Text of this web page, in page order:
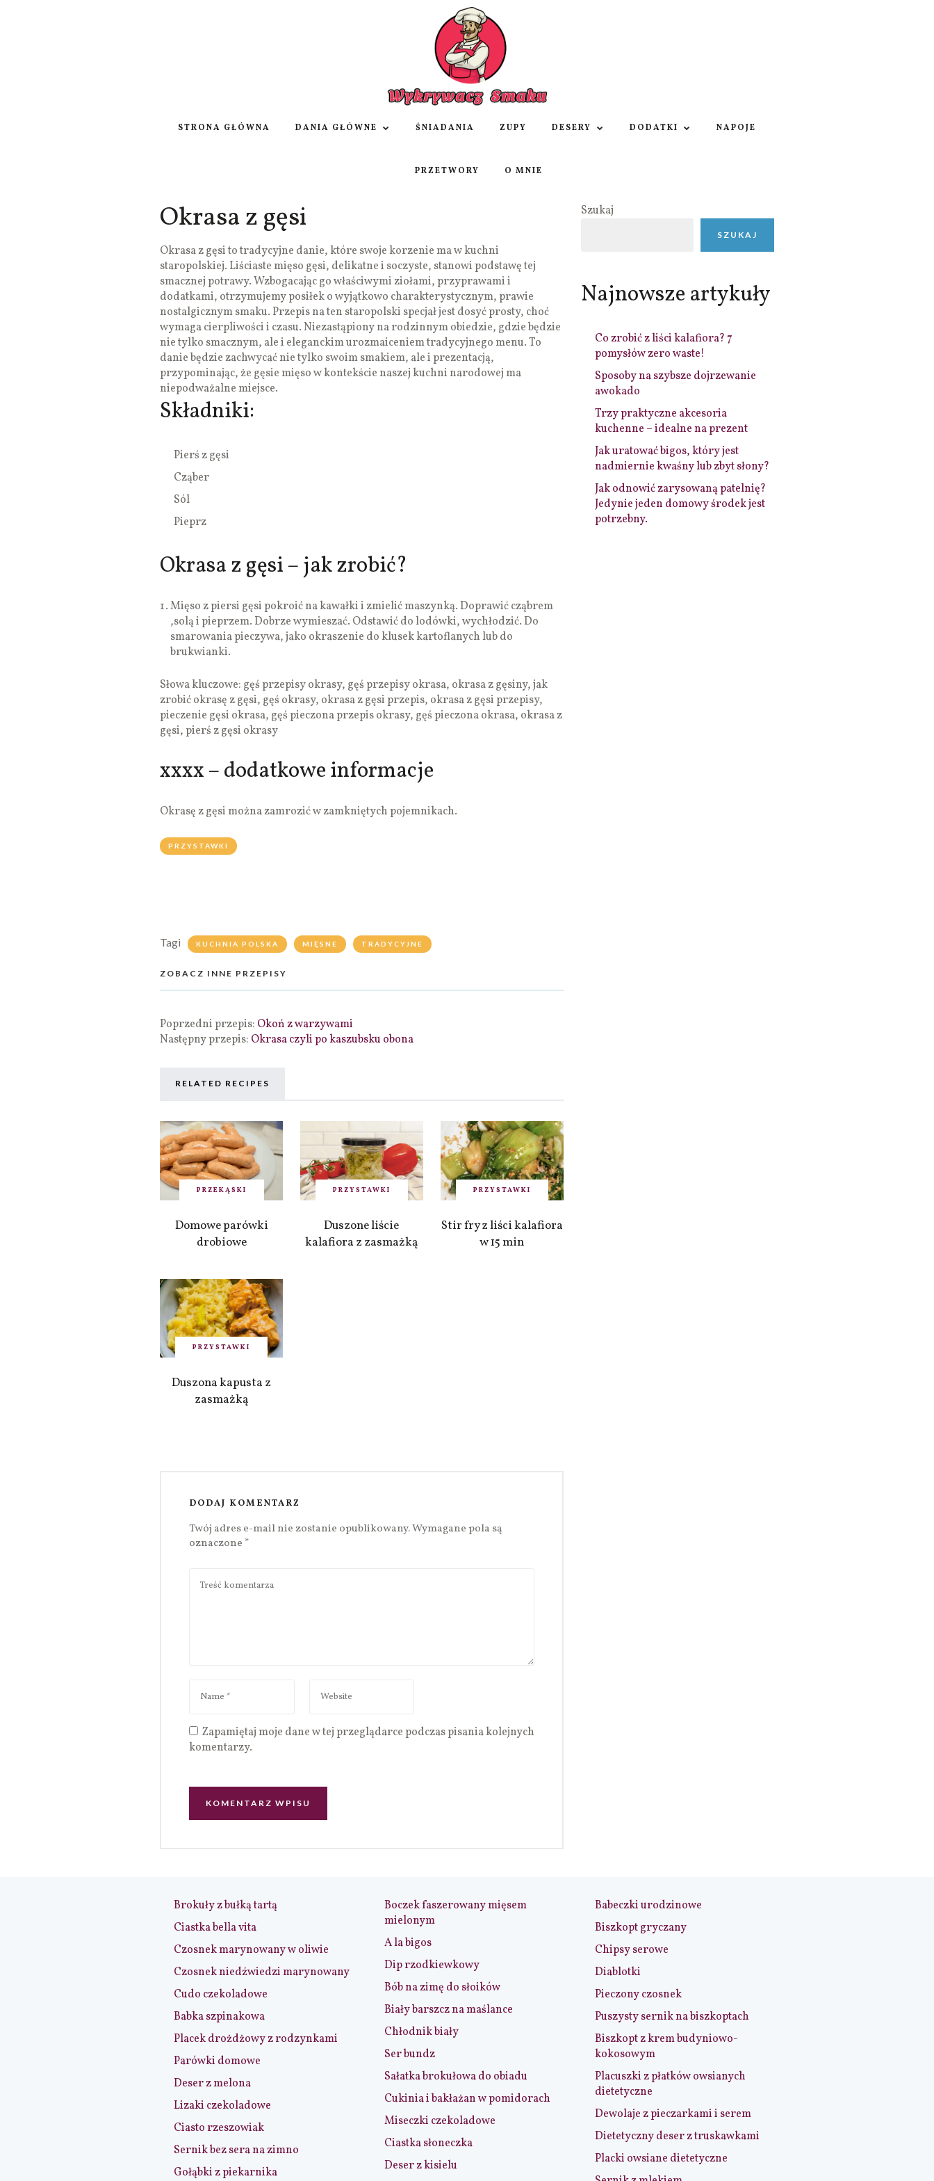
STRONA GŁÓWNA DANIA GŁÓWNE ŚNIADANIA ZUPY DESERY DODATKI NAPOJE
PRZETWORY O MNIE
Okrasa z gęsi
Okrasa z gęsi to tradycyjne danie, które swoje korzenie ma w kuchni
staropolskiej. Liściaste mięso gęsi, delikatne i soczyste, stanowi podstawę tej
smacznej potrawy. Wzbogacając go właściwymi ziołami, przyprawami i
dodatkami, otrzymujemy posiłek o wyjątkowo charakterystycznym, prawie
nostalgicznym smaku. Przepis na ten staropolski specjał jest dosyć prosty, choć
wymaga cierpliwości i czasu. Niezastąpiony na rodzinnym obiedzie, gdzie będzie
nie tylko smacznym, ale i eleganckim urozmaiceniem tradycyjnego menu. To
danie będzie zachwycać nie tylko swoim smakiem, ale i prezentacją,
przypominając, że gęsie mięso w kontekście naszej kuchni narodowej ma
niepodważalne miejsce.
Składniki:
Pierś z gęsi
Cząber
Sól
Pieprz
Okrasa z gęsi – jak zrobić?
Mięso z piersi gęsi pokroić na kawałki i zmielić maszynką. Doprawić cząbrem
,solą i pieprzem. Dobrze wymieszać. Odstawić do lodówki, wychłodzić. Do
smarowania pieczywa, jako okraszenie do klusek kartoflanych lub do
brukwianki.
Słowa kluczowe: gęś przepisy okrasy, gęś przepisy okrasa, okrasa z gęsiny, jak
zrobić okrasę z gęsi, gęś okrasy, okrasa z gęsi przepis, okrasa z gęsi przepisy,
pieczenie gęsi okrasa, gęś pieczona przepis okrasy, gęś pieczona okrasa, okrasa z
gęsi, pierś z gęsi okrasy
xxxx – dodatkowe informacje
Okrasę z gęsi można zamrozić w zamkniętych pojemnikach.
PRZYSTAWKI
Tagi KUCHNIA POLSKA MIĘSNE TRADYCYJNE
ZOBACZ INNE PRZEPISY
Poprzedni przepis: Okoń z warzywami
Następny przepis: Okrasa czyli po kaszubsku obona
RELATED RECIPES
PRZEKĄSKI
Domowe parówki
drobiowe
PRZYSTAWKI
Duszone liście
kalafiora z zasmażką
PRZYSTAWKI
Stir fry z liści kalafiora
w 15 min
PRZYSTAWKI
Duszona kapusta z
zasmażką
DODAJ KOMENTARZ
Twój adres e-mail nie zostanie opublikowany.Wymagane pola są
oznaczone *
Zapamiętaj moje dane w tej przeglądarce podczas pisania kolejnych
komentarzy.
Szukaj
SZUKAJ
Najnowsze artykuły
Co zrobić z liści kalafiora? 7
pomysłów zero waste!
Sposoby na szybsze dojrzewanie
awokado
Trzy praktyczne akcesoria
kuchenne – idealne na prezent
Jak uratować bigos, który jest
nadmiernie kwaśny lub zbyt słony?
Jak odnowić zarysowaną patelnię?
Jedynie jeden domowy środek jest
potrzebny.
Brokuły z bułką tartą
Ciastka bella vita
Czosnek marynowany w oliwie
Czosnek niedźwiedzi marynowany
Cudo czekoladowe
Babka szpinakowa
Placek drożdżowy z rodzynkami
Parówki domowe
Deser z melona
Lizaki czekoladowe
Ciasto rzeszowiak
Sernik bez sera na zimno
Gołąbki z piekarnika
Boczek faszerowany mięsem
mielonym
A la bigos
Dip rzodkiewkowy
Bób na zimę do słoików
Biały barszcz na maślance
Chłodnik biały
Ser bundz
Sałatka brokułowa do obiadu
Cukinia i bakłażan w pomidorach
Miseczki czekoladowe
Ciastka słoneczka
Deser z kisielu
Babeczki urodzinowe
Biszkopt gryczany
Chipsy serowe
Diablotki
Pieczony czosnek
Puszysty sernik na biszkoptach
Biszkopt z krem budyniowo-
kokosowym
Placuszki z płatków owsianych
dietetyczne
Dewolaje z pieczarkami i serem
Dietetyczny deser z truskawkami
Placki owsiane dietetyczne